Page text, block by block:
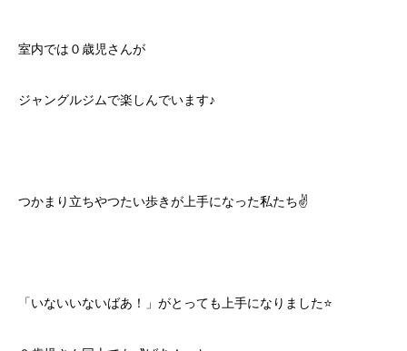
室内では０歳児さんが
ジャングルジムで楽しんでいます♪
つかまり立ちやつたい歩きが上手になった私たち✌️
「いないいないばあ！」がとっても上手になりました⭐️